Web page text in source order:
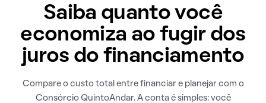
Saiba quanto você
economiza ao fugir dos
juros do financiamento
Compare o custo total entre financiar e planejar com o
Consórcio QuintoAndar. A conta é simples: você